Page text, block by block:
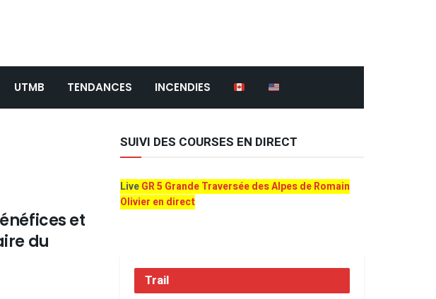
UTMB TENDANCES INCENDIES
et
du
SUIVI DES COURSES EN DIRECT
LiveGR 5 Grande Traversée des Alpes de Romain
Olivier en direct
Trail